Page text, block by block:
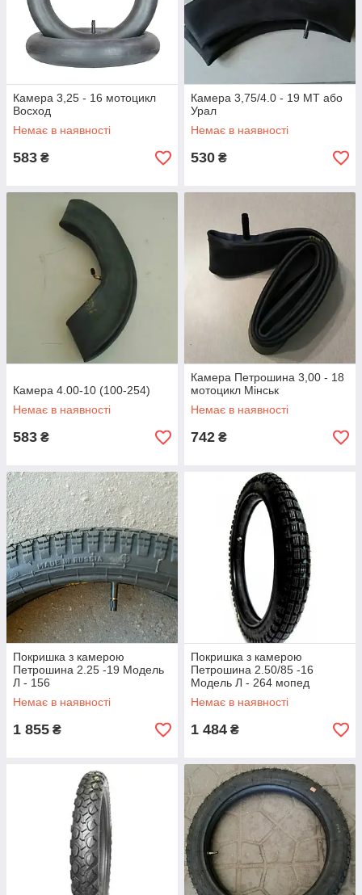
Камера 3,25 - 16 мотоцикл
Восход
Немає в наявності
583 ₴
Камера 3,75/4.0 - 19 МТ або
Урал
Немає в наявності
530 ₴
Камера 4.00-10 (100-254)
Немає в наявності
583 ₴
Камера Петрошина 3,00 - 18
мотоцикл Мінськ
Немає в наявності
742 ₴
Покришка з камерою
Петрошина 2.25 -19 Модель
Л - 156
Немає в наявності
1 855 ₴
Покришка з камерою
Петрошина 2.50/85 -16
Модель Л - 264 мопед
Карпати
Немає в наявності
1 484 ₴